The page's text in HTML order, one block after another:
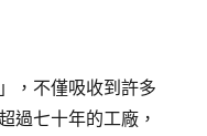
，不僅吸收到許多
過七十年的工廠，